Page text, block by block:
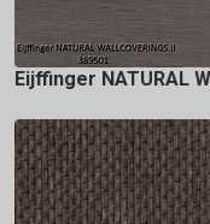
Eijffinger NATURAL